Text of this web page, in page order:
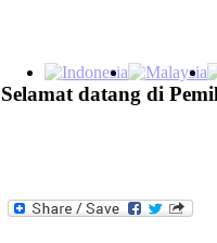
Selamat datang di